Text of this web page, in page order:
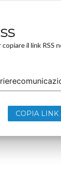
il link RSS
COPIA LINK